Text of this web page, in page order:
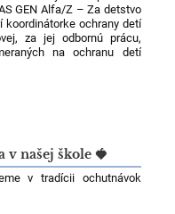
GEN Alfa/Z – Za detstvo
koordinátorke ochrany detí
za jej odbornú prácu,
na ochranu detí
v našej škole 🍓
v tradícii ochutnávok